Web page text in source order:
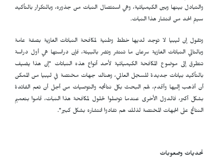
والتبادل بينها وبين الكيميائية، وهي استئصال النبات من جذوره، وبالتكرار بالتأكيد
سيتم الحد من انتشار هذا النبات.
وتقول إن ليبيا لا توجد لديها خطط وطنية لمكافحة النباتات الغازية بصفة عامة
وبالتالي النباتات الغازية سرعان ما تنتشر وتضر بالبيئة، فإن دراستها هي أول دراسة
تتطرق إلى موضوع المكافحة الكيميائية لأحد أنواع هذه النباتات "إن هذا يضيف
بالتأكيد بيانات جديدة للسجل العالمي، وهناك جهات مختصة في ليبيا من الممكن
أن أذهب إليها وأقدم، لهم البحث بكل نتائجه والتوصيات من أجل أن تعم الفائدة
بشكل أكبر، فالدول الأخرى عندما توصلوا لحلول لمكافحة هذا النبات، قاموا بتعميم
النتائج على الجهات المختصة لذلك هم تفادوا انتشاره بشكل كبير".
تحديات وصعوبات